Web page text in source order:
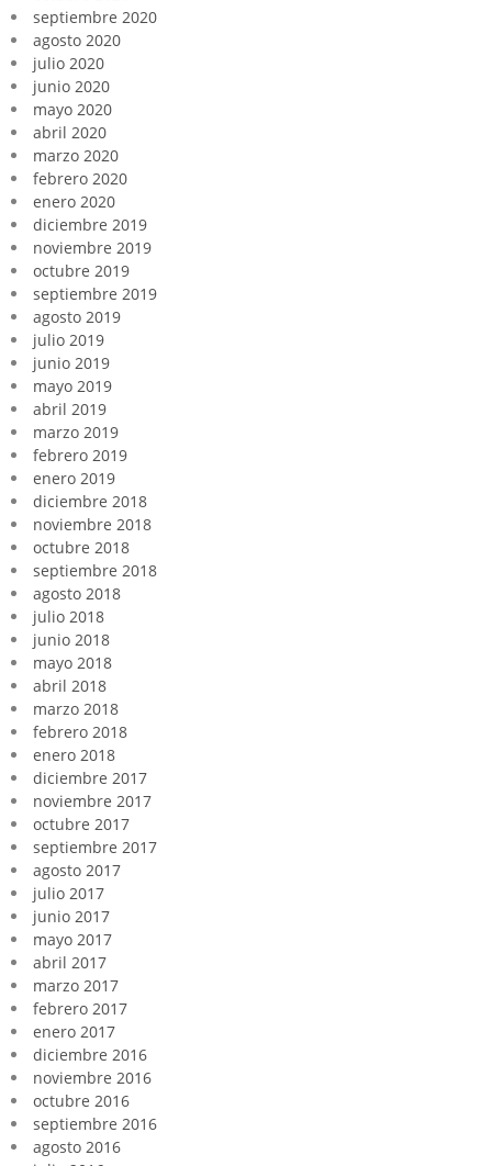
septiembre 2020
agosto 2020
julio 2020
junio 2020
mayo 2020
abril 2020
marzo 2020
febrero 2020
enero 2020
diciembre 2019
noviembre 2019
octubre 2019
septiembre 2019
agosto 2019
julio 2019
junio 2019
mayo 2019
abril 2019
marzo 2019
febrero 2019
enero 2019
diciembre 2018
noviembre 2018
octubre 2018
septiembre 2018
agosto 2018
julio 2018
junio 2018
mayo 2018
abril 2018
marzo 2018
febrero 2018
enero 2018
diciembre 2017
noviembre 2017
octubre 2017
septiembre 2017
agosto 2017
julio 2017
junio 2017
mayo 2017
abril 2017
marzo 2017
febrero 2017
enero 2017
diciembre 2016
noviembre 2016
octubre 2016
septiembre 2016
agosto 2016